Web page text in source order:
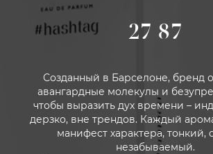
27 87
Созданный в Барселоне, бренд
авангардные молекулы и
чтобы выразить дух времени –
дерзко, вне трендов. Каждый
манифест характера, тонкий,
незабываемый.